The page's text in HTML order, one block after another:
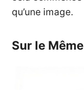
qu’une image.
Sur le